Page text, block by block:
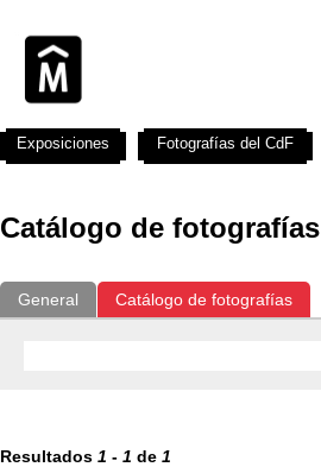
Catálogo de fotografías
General Catálogo de fotografías
Resultados 1 - 1 de 1
Exposiciones Fotografías del CdF